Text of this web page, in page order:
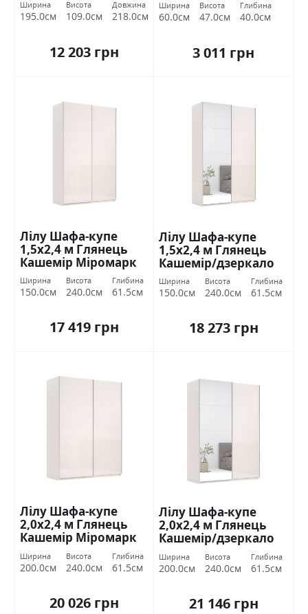
Ширина
195.0см
Висота
109.0см
Довжина
218.0см
12 203 грн
Ширина
60.0см
Висота
47.0см
Глибина
40.0см
3 011 грн
Лілу Шафа-купе
1,5х2,4 м Глянець
Кашемір Міромарк
Ширина
150.0см
Висота
240.0см
Глибина
61.5см
17 419 грн
Лілу Шафа-купе
1,5х2,4 м Глянець
Кашемір/дзеркало
Міромарк
Ширина
150.0см
Висота
240.0см
Глибина
61.5см
18 273 грн
Лілу Шафа-купе
2,0х2,4 м Глянець
Кашемір Міромарк
Ширина
200.0см
Висота
240.0см
Глибина
61.5см
20 026 грн
Лілу Шафа-купе
2,0х2,4 м Глянець
Кашемір/дзеркало
Міромарк
Ширина
200.0см
Висота
240.0см
Глибина
61.5см
21 146 грн